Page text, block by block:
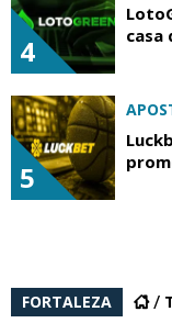
4
casa
5
FORTALEZA